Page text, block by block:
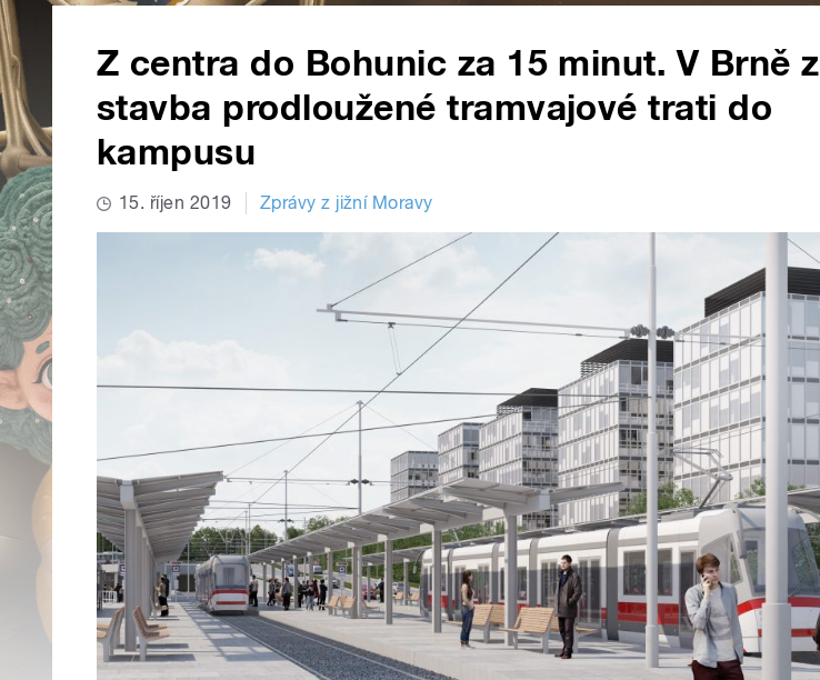
Z centra do Bohunic za 15 minut. V Brně
stavba prodloužené tramvajové trati do
kampusu
15. říjen 2019 Zprávy z jižní Moravy